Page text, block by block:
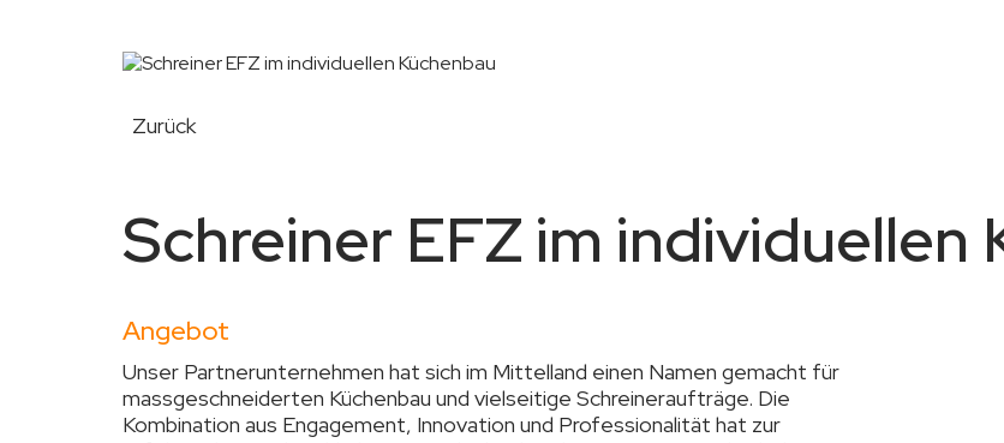
Zurück
Schreiner EFZ im individuellen
Angebot
Unser Partnerunternehmen hat sich im Mittelland einen Namen gemacht für
massgeschneiderten Küchenbau und vielseitige Schreineraufträge. Die
Kombination aus Engagement, Innovation und Professionalität hat zur